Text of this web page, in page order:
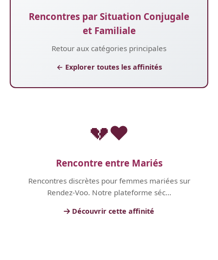
Rencontres par Situation Conjugale
et Familiale
Retour aux catégories principales
← Explorer toutes les affinités
💔❤️
Rencontre entre Mariés
Rencontres discrètes pour femmes mariées sur
Rendez-Voo. Notre plateforme séc...
Découvrir cette affinité